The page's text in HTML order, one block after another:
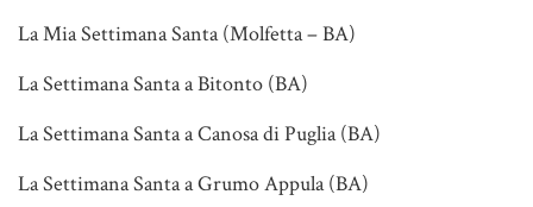
La Mia Settimana Santa (Molfetta – BA)
La Settimana Santa a Bitonto (BA)
La Settimana Santa a Canosa di Puglia (BA)
La Settimana Santa a Grumo Appula (BA)